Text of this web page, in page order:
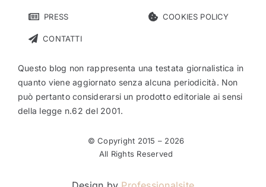
PRESS
CONTATTI
COOKIES POLICY
Questo blog non rappresenta una testata giornalistica in
quanto viene aggiornato senza alcuna periodicità. Non
può pertanto considerarsi un prodotto editoriale ai sensi
della legge n.62 del 2001.
© Copyright 2015 – 2026
All Rights Reserved